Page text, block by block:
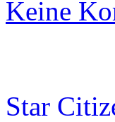
Keine
Star